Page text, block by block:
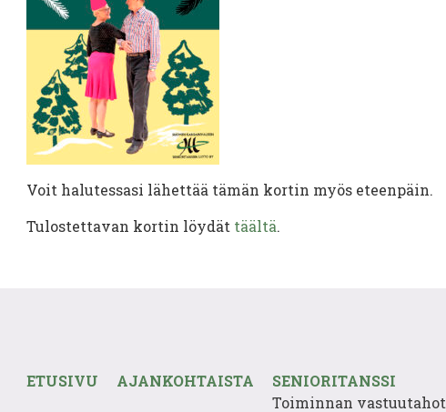
Voit halutessasi lähettää tämän kortin myös eteenpäin.
Tulostettavan kortin löydät täältä.
ETUSIVU AJANKOHTAISTA
SENIORITANSSI
Toiminnan vastuutahot